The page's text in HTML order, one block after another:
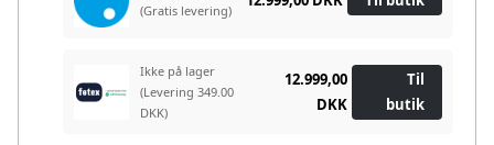
(Gratis levering)
Ikke på lager
(Levering 349.00
DKK)
12.999,00
DKK
Til
butik